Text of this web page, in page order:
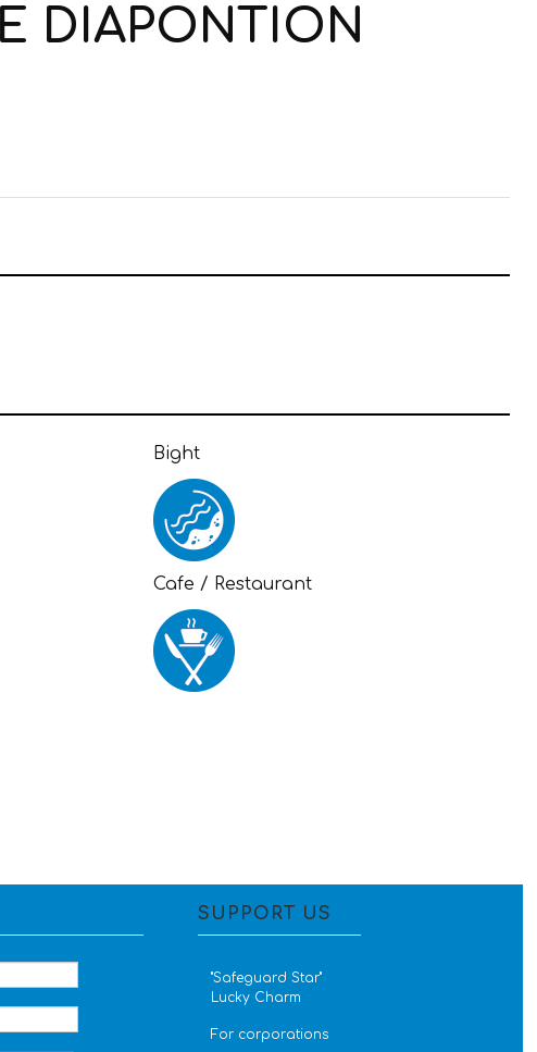
DIAPONTION
Bight
Cafe / Restaurant
SUPPORT US
''Safeguard Star''
Lucky Charm
For corporations